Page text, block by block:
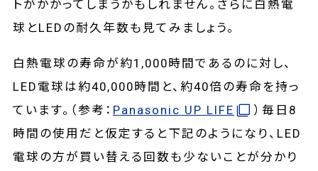
トがかかってしまうかもしれません。さらに白熱電
球とLEDの耐久年数も見てみましょう。
白熱電球の寿命が約1,000時間であるのに対し、
LED電球は約40,000時間と、約40倍の寿命を持っ
ています。（参考： Panasonic UP LIFE
）毎日8
時間の使用だと仮定すると下記のようになり、LED
電球の方が買い替える回数も少ないことが分かり